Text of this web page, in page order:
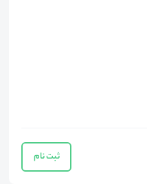
ثبت نام